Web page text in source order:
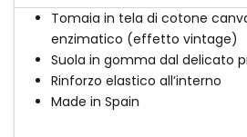
Tomaia in tela di cotone
enzimatico (effetto vintage)
Suola in gomma dal delicato
Rinforzo elastico all’interno
Made in Spain